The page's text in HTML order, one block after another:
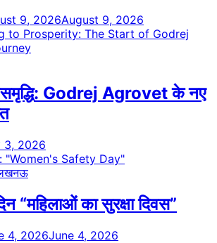
9, 2026August 9, 2026
समृद्धि: Godrej Agrovet के नए
3, 2026
“महिलाओं का सुरक्षा दिवस”
4, 2026June 4, 2026